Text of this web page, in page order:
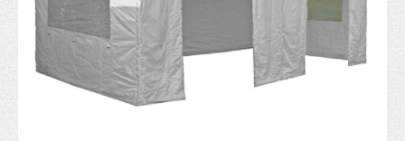
LOCATION